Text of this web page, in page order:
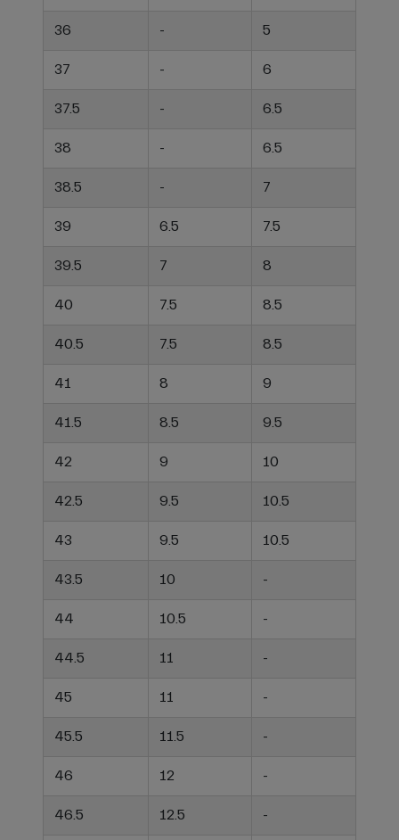
36 - 5
37 - 6
37.5 - 6.5
38 - 6.5
38.5 - 7
39 6.5 7.5
39.5 7 8
40 7.5 8.5
40.5 7.5 8.5
41 8 9
41.5 8.5 9.5
42 9 10
42.5 9.5 10.5
43 9.5 10.5
43.5 10 -
44 10.5 -
44.5 11 -
45 11 -
45.5 11.5 -
46 12 -
46.5 12.5 -